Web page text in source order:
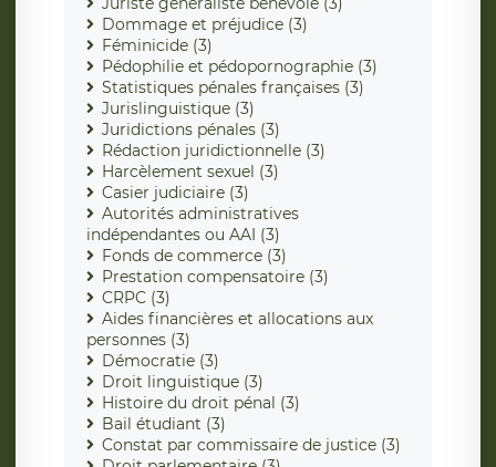
Dommage et préjudice (3)
Féminicide (3)
Pédophilie et pédopornographie (3)
Statistiques pénales françaises (3)
Jurislinguistique (3)
Juridictions pénales (3)
Rédaction juridictionnelle (3)
Harcèlement sexuel (3)
Casier judiciaire (3)
Autorités administratives
indépendantes ou AAI (3)
Fonds de commerce (3)
Prestation compensatoire (3)
CRPC (3)
Aides financières et allocations aux
personnes (3)
Démocratie (3)
Droit linguistique (3)
Histoire du droit pénal (3)
Bail étudiant (3)
Constat par commissaire de justice (3)